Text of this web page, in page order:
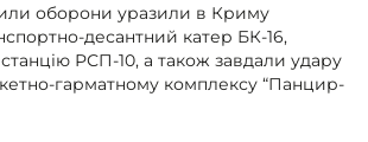
оборони уразили в Криму
десантний катер БК-16,
РСП-10, а також завдали удару
гарматному комплексу “Панцир-